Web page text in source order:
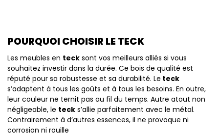
POURQUOI CHOISIR LE TECK
Les meubles en teck sont vos meilleurs alliés si vous
souhaitez investir dans la durée. Ce bois de qualité est
réputé pour sa robustesse et sa durabilité. Le teck
s’adaptent à tous les goûts et à tous les besoins. En outre,
leur couleur ne ternit pas au fil du temps. Autre atout non
négligeable, le teck s’allie parfaitement avec le métal.
Contrairement à d’autres essences, il ne provoque ni
corrosion ni rouille